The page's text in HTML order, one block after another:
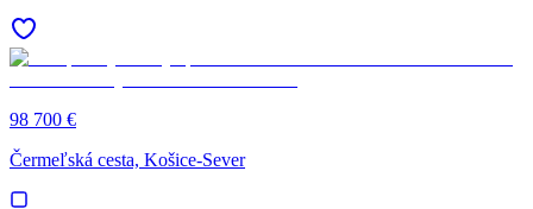
98 700 €
Čermeľská cesta, Košice-Sever